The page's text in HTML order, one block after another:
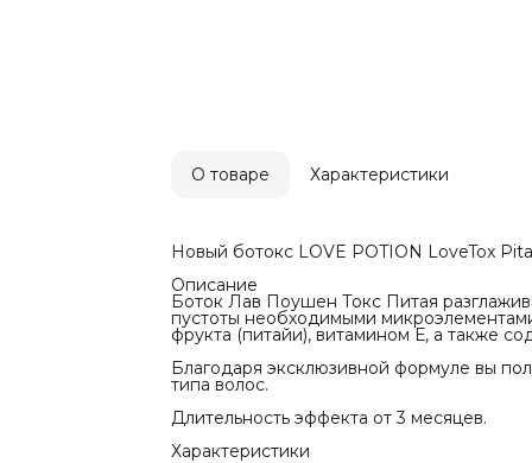
Для
Нужно ли
Шаг 1.
полностью.
Шаг 2.
попрядно.
Шаг 3. Если
шампуня.
О товаре Характеристики
Новый ботокс LOVE POTION LoveTox
Описание
Боток Лав Поушен Токс Питая
пустоты необходимыми
фрукта (питайи), витамином Е, а также
Благодаря эксклюзивной формуле вы
типа волос.
Длительность эффекта от 3 месяцев.
Характеристики